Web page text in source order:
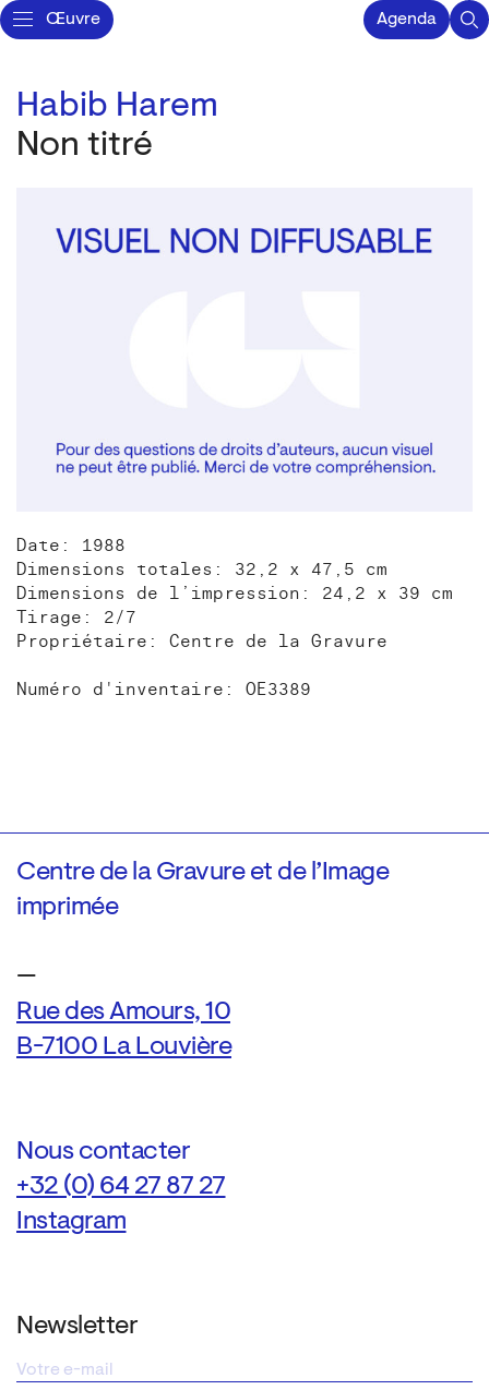
Œuvre Agenda
Habib Harem
Non titré
Date: 1988
Dimensions totales: 32,2 x 47,5 cm
Dimensions de l’impression: 24,2 x 39 cm
Tirage: 2/7
Propriétaire: Centre de la Gravure
Numéro d'inventaire: OE3389
Centre de la Gravure et de l’Image
imprimée
—
Rue des Amours, 10
B-7100 La Louvière
Nous contacter
+32 (0) 64 27 87 27
Instagram
Newsletter